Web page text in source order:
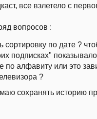
все взлетело с
вопросов :
сортировку по дате ?
подписках"
по алфавиту или это
?
сохранять историю